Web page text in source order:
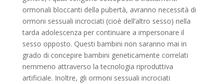
ormonali bloccanti della pubertà, avranno necessità di
ormoni sessuali incrociati (cioè dell’altro sesso) nella
tarda adolescenza per continuare a impersonare il
sesso opposto. Questi bambini non saranno mai in
grado di concepire bambini geneticamente correlati
nemmeno attraverso la tecnologia riproduttiva
artificiale. Inoltre, gli ormoni sessuali incrociati